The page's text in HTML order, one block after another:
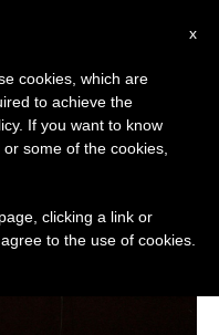
x
cookies, which are
to achieve the
If you want to know
some of the cookies,
clicking a link or
to the use of cookies.